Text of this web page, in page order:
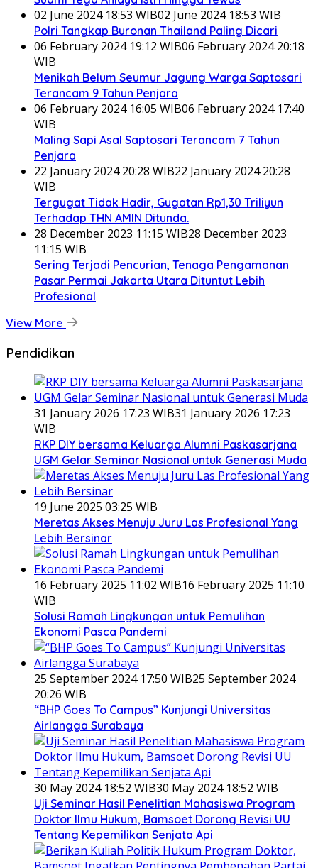
02 June 2024 18:53 WIB02 June 2024 18:53 WIB
Polri Tangkap Buronan Thailand Paling Dicari
06 February 2024 19:12 WIB06 February 2024 20:18
WIB
Menikah Belum Seumur Jagung Warga Saptosari
Terancam 9 Tahun Penjara
06 February 2024 16:05 WIB06 February 2024 17:40
WIB
Maling Sapi Asal Saptosari Terancam 7 Tahun
Penjara
22 January 2024 20:28 WIB22 January 2024 20:28
WIB
Tergugat Tidak Hadir, Gugatan Rp1,30 Triliyun
Terhadap THN AMIN Ditunda.
28 December 2023 11:15 WIB28 December 2023
11:15 WIB
Sering Terjadi Pencurian, Tenaga Pengamanan
Pasar Permai Jakarta Utara Dituntut Lebih
Profesional
View More
Pendidikan
31 January 2026 17:23 WIB31 January 2026 17:23
WIB
RKP DIY bersama Keluarga Alumni Paskasarjana
UGM Gelar Seminar Nasional untuk Generasi Muda
19 June 2025 03:25 WIB
Meretas Akses Menuju Juru Las Profesional Yang
Lebih Bersinar
16 February 2025 11:02 WIB16 February 2025 11:10
WIB
Solusi Ramah Lingkungan untuk Pemulihan
Ekonomi Pasca Pandemi
25 September 2024 17:50 WIB25 September 2024
20:26 WIB
“BHP Goes To Campus” Kunjungi Universitas
Airlangga Surabaya
30 May 2024 18:52 WIB30 May 2024 18:52 WIB
Uji Seminar Hasil Penelitian Mahasiswa Program
Doktor Ilmu Hukum, Bamsoet Dorong Revisi UU
Tentang Kepemilikan Senjata Api